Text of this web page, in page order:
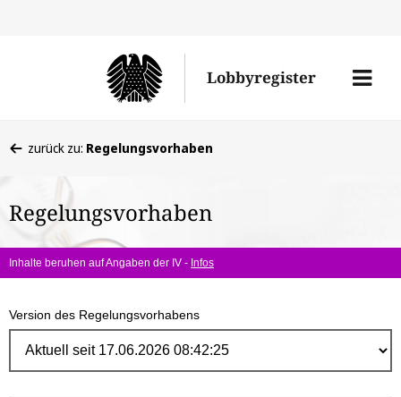
Lobbyregister
Menü
befinden
hier:
zurück zu: Regelungsvorhaben
Regelungsvorhaben
Inhalte beruhen auf Angaben der IV - Infos
Version des Regelungsvorhabens